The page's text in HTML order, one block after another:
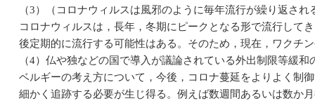
（3）（コロナウィルスは風邪のように毎年流行が繰り返さ
コロナウィルスは，長年，冬期にピークとなる形で流行して
後定期的に流行する可能性はある。そのため，現在，ワクチ
（4）仏や独などの国で導入が議論されている外出制限等緩
ベルギーの考え方について，今後，コロナ蔓延をよりよく制
細かく追跡する必要が生じ得る。例えば数週間あるいは数か